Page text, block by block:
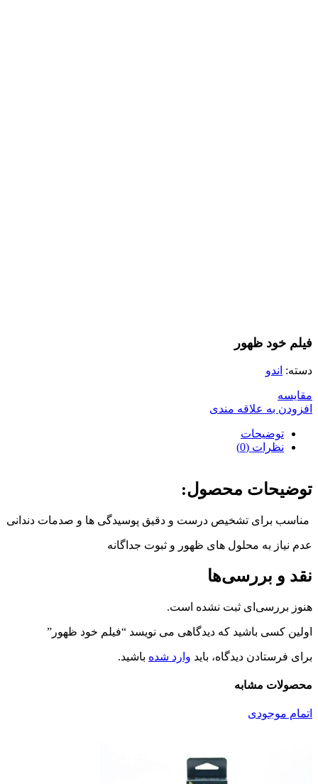
فيلم خود ظهور
دسته: اندو
مقایسه
افزودن به علاقه مندی
توضیحات
نظرات (0)
توضیحات محصول:
مناسب برای تشخیص درست و دقیق پوسیدگی ها و صدمات دندانی
عدم نیاز به محلول های ظهور و ثبوت جداگانه
نقد و بررسی‌ها
هنوز بررسی‌ای ثبت نشده است.
اولین کسی باشید که دیدگاهی می نویسد “فيلم خود ظهور”
برای فرستادن دیدگاه، باید وارد شده باشید.
محصولات مشابه
اتمام موجودی